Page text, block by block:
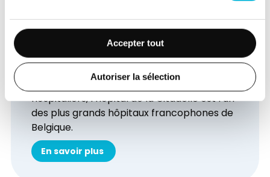
Accepter tout
Autoriser la sélection
Découvrez l'hôpital de la
Avec plus de 4.100 collaborateurs, dont 600
médecins, et 900 lits répartis sur 3 sites
hospitaliers, l’hôpital de la Citadelle est l’un
des plus grands hôpitaux francophones de
Belgique.
En savoir plus